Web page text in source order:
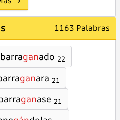
1163 Palabras
ganado 22
ganara 21
ganase 21